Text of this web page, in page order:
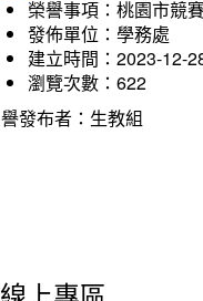
榮譽事項：桃園市競
發佈單位：學務處
建立時間：2023-12-
瀏覽次數：622
發布者：生教組